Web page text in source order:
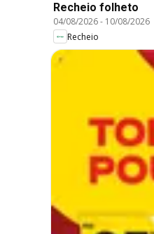
Recheio folheto
04/08/2026- 10/08/2026
Recheio